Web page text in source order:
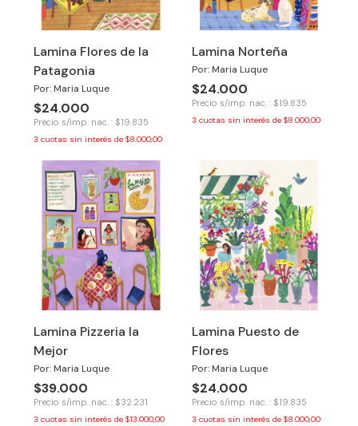
Lamina Flores de la
Patagonia
Por: Maria Luque
$24.000
Precio s/imp. nac. : $19.835
3 cuotas sin interés de $8.000,00
Lamina Norteña
Por: Maria Luque
$24.000
Precio s/imp. nac. : $19.835
3 cuotas sin interés de $8.000,00
Lamina Pizzeria la
Mejor
Por: Maria Luque
$39.000
Precio s/imp. nac. : $32.231
3 cuotas sin interés de $13.000,00
Lamina Puesto de
Flores
Por: Maria Luque
$24.000
Precio s/imp. nac. : $19.835
3 cuotas sin interés de $8.000,00